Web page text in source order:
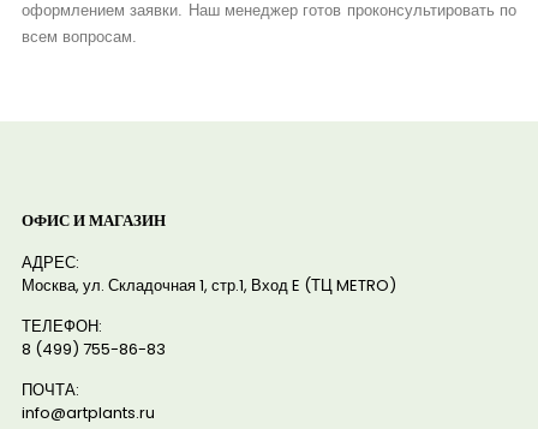
оформлением заявки. Наш менеджер готов проконсультировать по
всем вопросам.
ОФИС И МАГАЗИН
АДРЕС:
Москва, ул. Складочная 1, стр.1, Вход E (ТЦ METRO)
ТЕЛЕФОН:
8 (499) 755-86-83
ПОЧТА:
info@artplants.ru